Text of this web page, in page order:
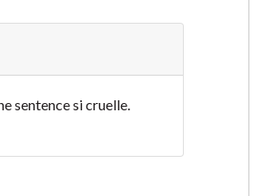
sentence si cruelle.